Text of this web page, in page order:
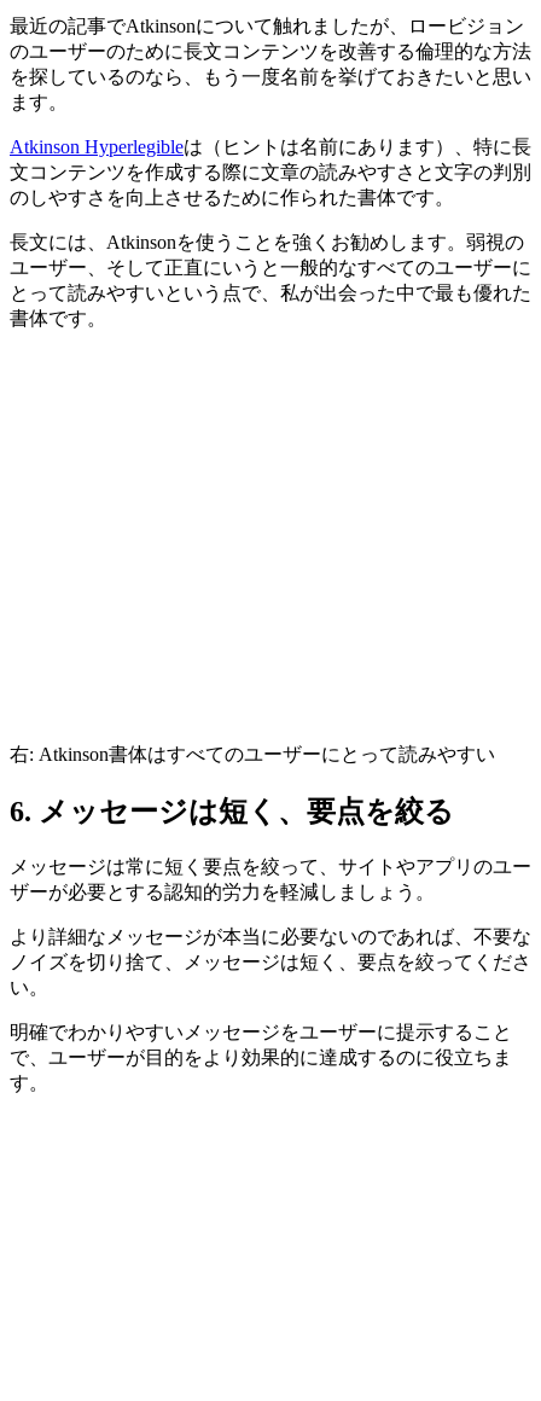
最近の記事でAtkinsonについて触れましたが、ロービジョン
のユーザーのために長文コンテンツを改善する倫理的な方法
を探しているのなら、もう一度名前を挙げておきたいと思い
ます。
Atkinson Hyperlegibleは（ヒントは名前にあります）、特に長
文コンテンツを作成する際に文章の読みやすさ と文字の判別
のしやすさ を向上させるために作られた書体です。
長文には、Atkinsonを使うことを強くお勧めします。弱視の
ユーザー、そして正直にいうと一般的なすべてのユーザーに
とって読みやすいという点で、私が出会った中で最も優れた
書体です。
右: Atkinson書体はすべてのユーザーにとって読みやすい
6. メッセージは短く、要点を絞る
メッセージは常に短く要点を絞って、サイトやアプリのユー
ザーが必要とする認知的労力を軽減しましょう。
より詳細なメッセージが本当に必要ないのであれば、不要な
ノイズを切り捨て、メッセージは短く、要点を絞ってくださ
い。
明確でわかりやすいメッセージをユーザーに提示すること
で、ユーザーが目的をより効果的に達成するのに役立ちま
す。